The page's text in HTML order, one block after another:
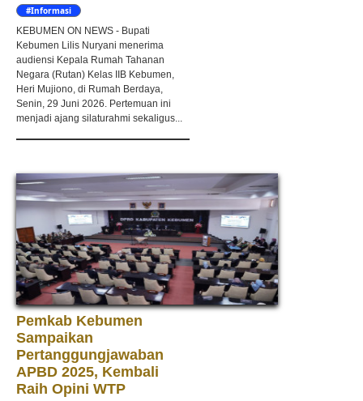
#Informasi
KEBUMEN ON NEWS - Bupati
Kebumen Lilis Nuryani menerima
audiensi Kepala Rumah Tahanan
Negara (Rutan) Kelas IIB Kebumen,
Heri Mujiono, di Rumah Berdaya,
Senin, 29 Juni 2026. Pertemuan ini
menjadi ajang silaturahmi sekaligus...
Pemkab Kebumen
Sampaikan
Pertanggungjawaban
APBD 2025, Kembali
Raih Opini WTP